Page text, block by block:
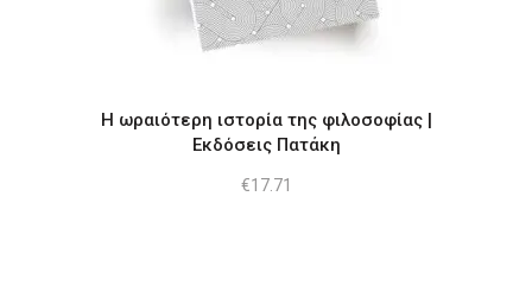
Η ωραιότερη ιστορία της φιλοσοφίας |
Εκδόσεις Πατάκη
€17.71